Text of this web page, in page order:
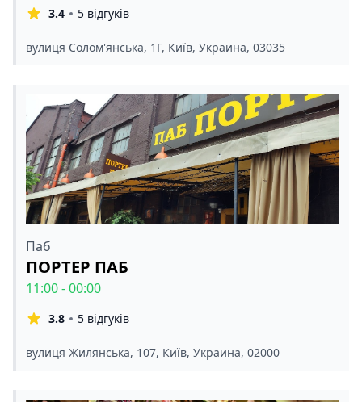
3.4 5 відгуків
вулиця Солом'янська, 1Г, Київ, Украина, 03035
Паб
ПОРТЕР ПАБ
11:00 - 00:00
3.8 5 відгуків
вулиця Жилянська, 107, Київ, Украина, 02000